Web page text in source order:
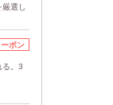
選し
ポン
る。3